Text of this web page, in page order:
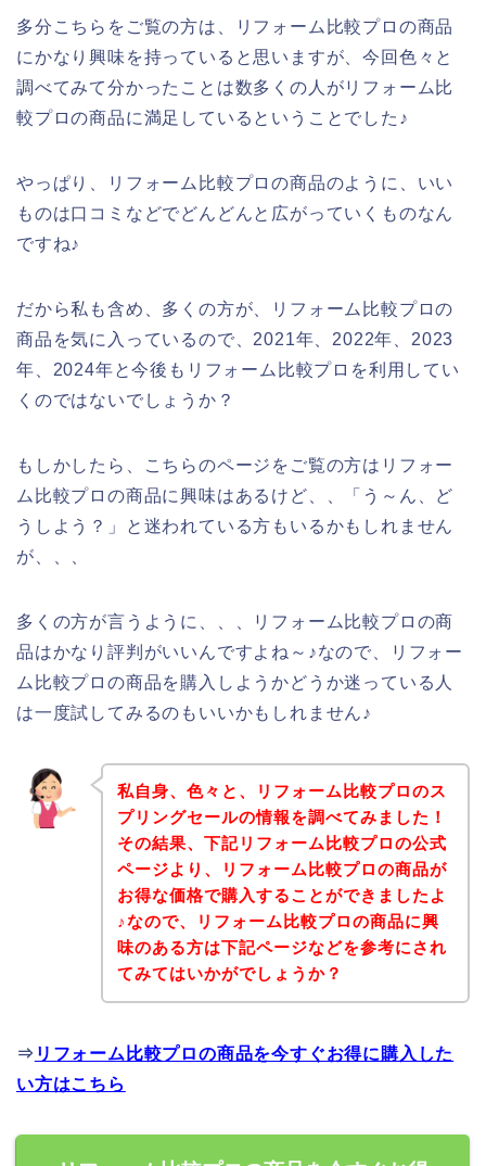
多分こちらをご覧の方は、リフォーム比較プロの商品
にかなり興味を持っていると思いますが、今回色々と
調べてみて分かったことは数多くの人がリフォーム比
較プロの商品に満足しているということでした♪
やっぱり、リフォーム比較プロの商品のように、いい
ものは口コミなどでどんどんと広がっていくものなん
ですね♪
だから私も含め、多くの方が、リフォーム比較プロの
商品を気に入っているので、2021年、2022年、2023
年、2024年と今後もリフォーム比較プロを利用してい
くのではないでしょうか？
もしかしたら、こちらのページをご覧の方はリフォー
ム比較プロの商品に興味はあるけど、、「う～ん、ど
うしよう？」と迷われている方もいるかもしれません
が、、、
多くの方が言うように、、、リフォーム比較プロの商
品はかなり評判がいいんですよね～♪なので、リフォー
ム比較プロの商品を購入しようかどうか迷っている人
は一度試してみるのもいいかもしれません♪
私自身、色々と、リフォーム比較プロのス
プリングセールの情報を調べてみました！
その結果、下記リフォーム比較プロの公式
ページより、リフォーム比較プロの商品が
お得な価格で購入することができましたよ
♪なので、リフォーム比較プロの商品に興
味のある方は下記ページなどを参考にされ
てみてはいかがでしょうか？
⇒ リフォーム比較プロの商品を今すぐお得に購入した
い方はこちら